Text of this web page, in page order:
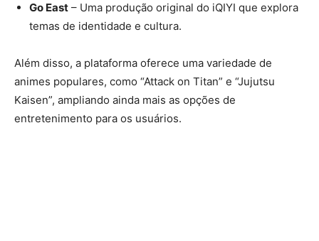
Go East – Uma produção original do iQIYI que explora
temas de identidade e cultura.
Além disso, a plataforma oferece uma variedade de
animes populares, como “Attack on Titan” e “Jujutsu
Kaisen”, ampliando ainda mais as opções de
entretenimento para os usuários.